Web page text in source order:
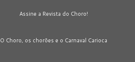
Assine a Revista do Choro!
O Choro, os chorões e o Carnaval Carioca